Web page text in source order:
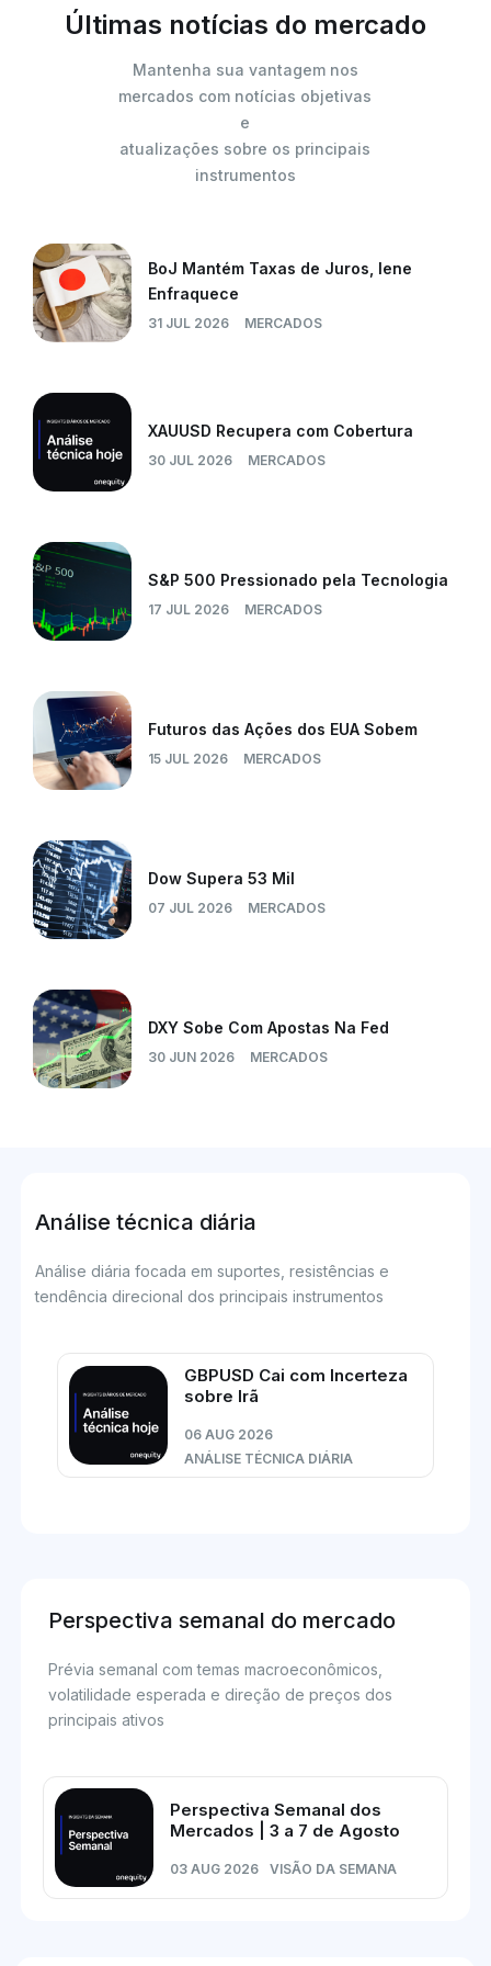
Últimas notícias do mercado
Mantenha sua vantagem nos
mercados com notícias objetivas
e
atualizações sobre os principais
instrumentos
BoJ Mantém Taxas de Juros, Iene
Enfraquece
31 JUL 2026 MERCADOS
XAUUSD Recupera com Cobertura
30 JUL 2026 MERCADOS
S&P 500 Pressionado pela Tecnologia
17 JUL 2026 MERCADOS
Futuros das Ações dos EUA Sobem
15 JUL 2026 MERCADOS
Dow Supera 53 Mil
07 JUL 2026 MERCADOS
DXY Sobe Com Apostas Na Fed
30 JUN 2026 MERCADOS
Análise técnica diária
Análise diária focada em suportes, resistências e
tendência direcional dos principais instrumentos
GBPUSD Cai com Incerteza
sobre Irã
06 AUG 2026
ANÁLISE TÉCNICA DIÁRIA
Perspectiva semanal do mercado
Prévia semanal com temas macroeconômicos,
volatilidade esperada e direção de preços dos
principais ativos
Perspectiva Semanal dos
Mercados | 3 a 7 de Agosto
03 AUG 2026 VISÃO DA SEMANA